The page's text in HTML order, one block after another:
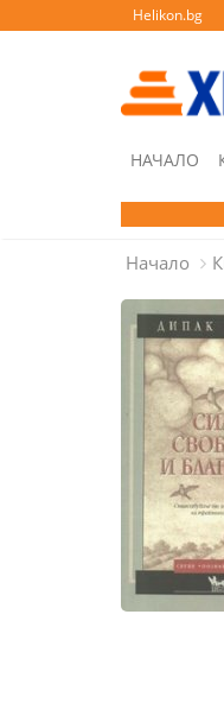
Helikon.bg
НАЧАЛО
Начало